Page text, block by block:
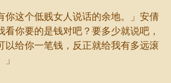
这个低贱女人说话的余地。」安倩
你要的是钱对吧？要多少就说吧，
以给你一笔钱，反正就给我有多远滚